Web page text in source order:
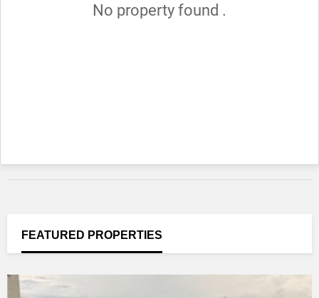
No property found .
FEATURED PROPERTIES